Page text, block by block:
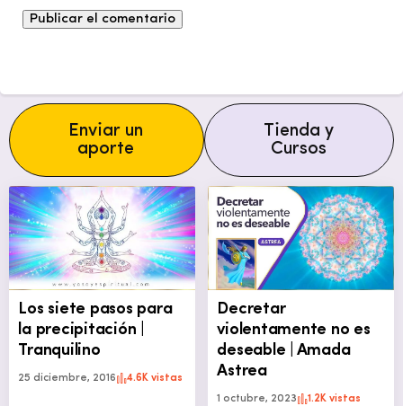
Enviar un
aporte
Tienda y
Cursos
Los siete pasos para
la precipitación |
Tranquilino
25 diciembre, 2016 4.6K vistas
Decretar
violentamente no es
deseable | Amada
Astrea
1 octubre, 2023 1.2K vistas